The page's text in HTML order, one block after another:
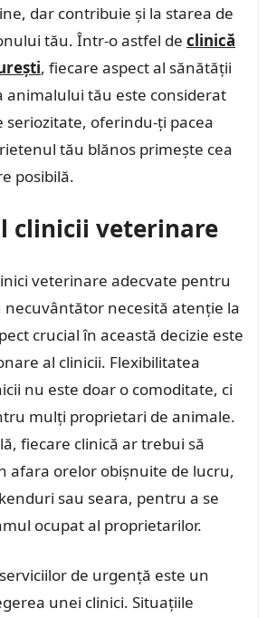
dar contribuie și la starea de
tău. Într-o astfel de clinică
, fiecare aspect al sănătății
animalului tău este considerat
seriozitate, oferindu-ți pacea
tău blănos primește cea
posibilă.
clinicii veterinare
veterinare adecvate pentru
necesită atenție la
crucial în această decizie este
al clinicii. Flexibilitatea
nu este doar o comoditate, ci
mulți proprietari de animale.
fiecare clinică ar trebui să
afara orelor obișnuite de lucru,
sau seara, pentru a se
ocupat al proprietarilor.
de urgență este un
unei clinici. Situațiile